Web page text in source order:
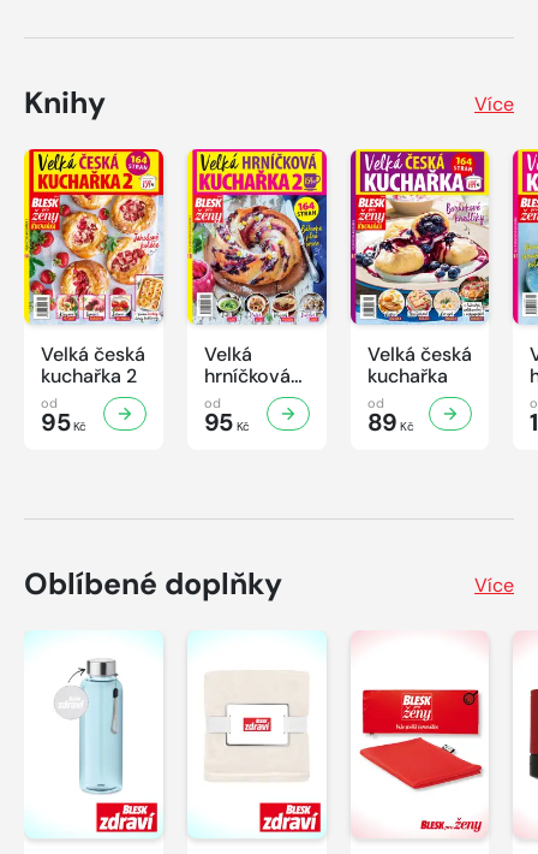
Knihy Více
Velká česká
kuchařka 2
od
95Kč
Velká
hrníčková
kuchařka II
od
95Kč
Velká česká
kuchařka
od
89 Kč
Oblíbené doplňky Více